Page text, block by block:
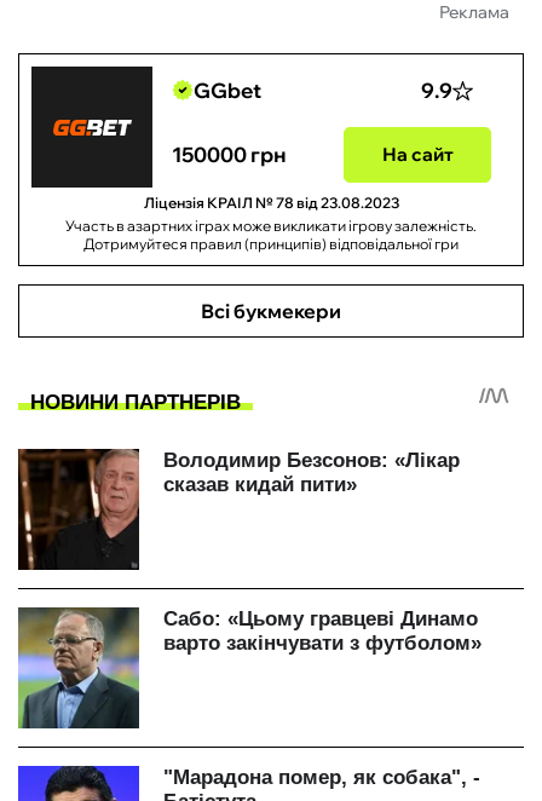
Реклама
GGbet 9.9
150000 грн На сайт
Ліцензія КРАІЛ № 78 від 23.08.2023
Участь в азартних іграх може викликати ігрову залежність.
Дотримуйтеся правил (принципів) відповідальної гри
Всі букмекери